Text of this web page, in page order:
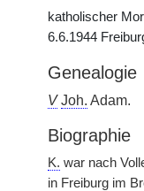
katholischer
6.6.1944
Genealogie
V Joh. Adam.
Biographie
K. war nach
in Freiburg im